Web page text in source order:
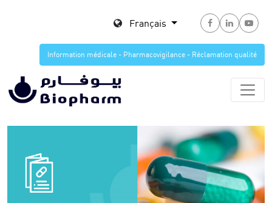
Français
Information médicale - Pharmacovigilance - Réclamation qualité